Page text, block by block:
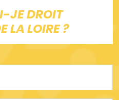
JE DROIT
LA LOIRE ?